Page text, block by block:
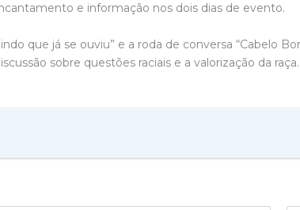
e informação nos dois dias de evento.
que já se ouviu” e a roda de conversa “Cabelo
sobre questões raciais e a valorização da
novas formas de atrair o público, fazer cultura em
elas possam auxiliar na transformação da cidade.